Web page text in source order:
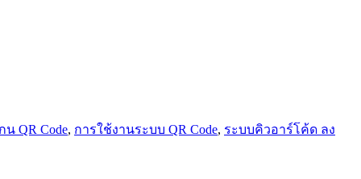
น QR Code, การใช้งานระบบ QR Code, ระบบคิวอาร์โค้ด ลง